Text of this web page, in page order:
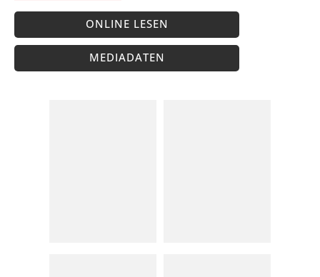
ONLINE LESEN
MEDIADATEN